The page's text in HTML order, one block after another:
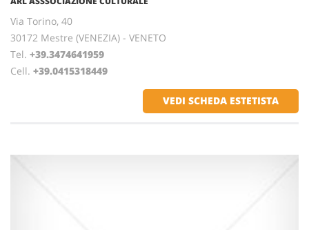
Via Torino, 40
30172 Mestre (VENEZIA) - VENETO
Tel. +39.3474641959
Cell. +39.0415318449
VEDI SCHEDA ESTETISTA